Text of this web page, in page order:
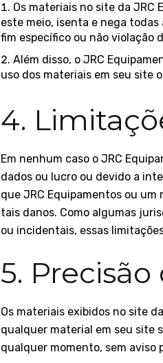
Os materiais no site da JRC
este meio, isenta e nega
fim específico ou não violação
Além disso, o JRC
uso dos materiais em seu site
4.
Em nenhum caso o JRC
dados ou lucro ou devido a
que JRC Equipamentos ou
tais danos. Como algumas
ou incidentais, essas
5.
Os materiais exibidos no site
qualquer material em seu site
qualquer momento, sem aviso